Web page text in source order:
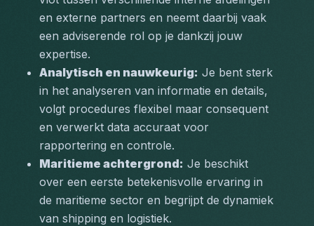
en externe partners en neemt daarbij vaak
een adviserende rol op je dankzij jouw
expertise.
Analytisch en nauwkeurig: Je bent sterk
in het analyseren van informatie en details,
volgt procedures flexibel maar consequent
en verwerkt data accuraat voor
rapportering en controle.
Maritieme achtergrond: Je beschikt
over een eerste betekenisvolle ervaring in
de maritieme sector en begrijpt de dynamiek
van shipping en logistiek.